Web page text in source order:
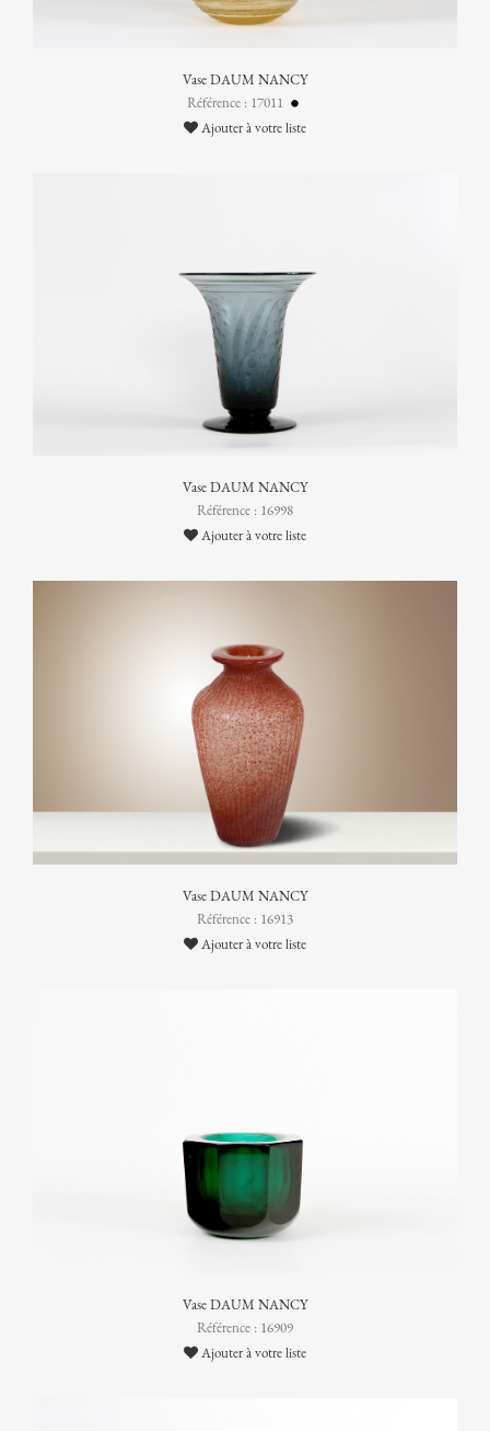
Vase DAUM NANCY
Référence : 17011
Ajouter à votre liste
Vase DAUM NANCY
Référence : 16998
Ajouter à votre liste
Vase DAUM NANCY
Référence : 16913
Ajouter à votre liste
Vase DAUM NANCY
Référence : 16909
Ajouter à votre liste